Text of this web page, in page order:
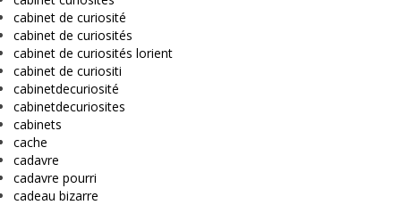
cabinet de curiosité
cabinet de curiosités
cabinet de curiosités lorient
cabinet de curiositi
cabinetdecuriosité
cabinetdecuriosites
cabinets
cache
cadavre
cadavre pourri
cadeau bizarre